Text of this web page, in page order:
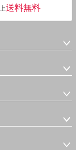
送料無料